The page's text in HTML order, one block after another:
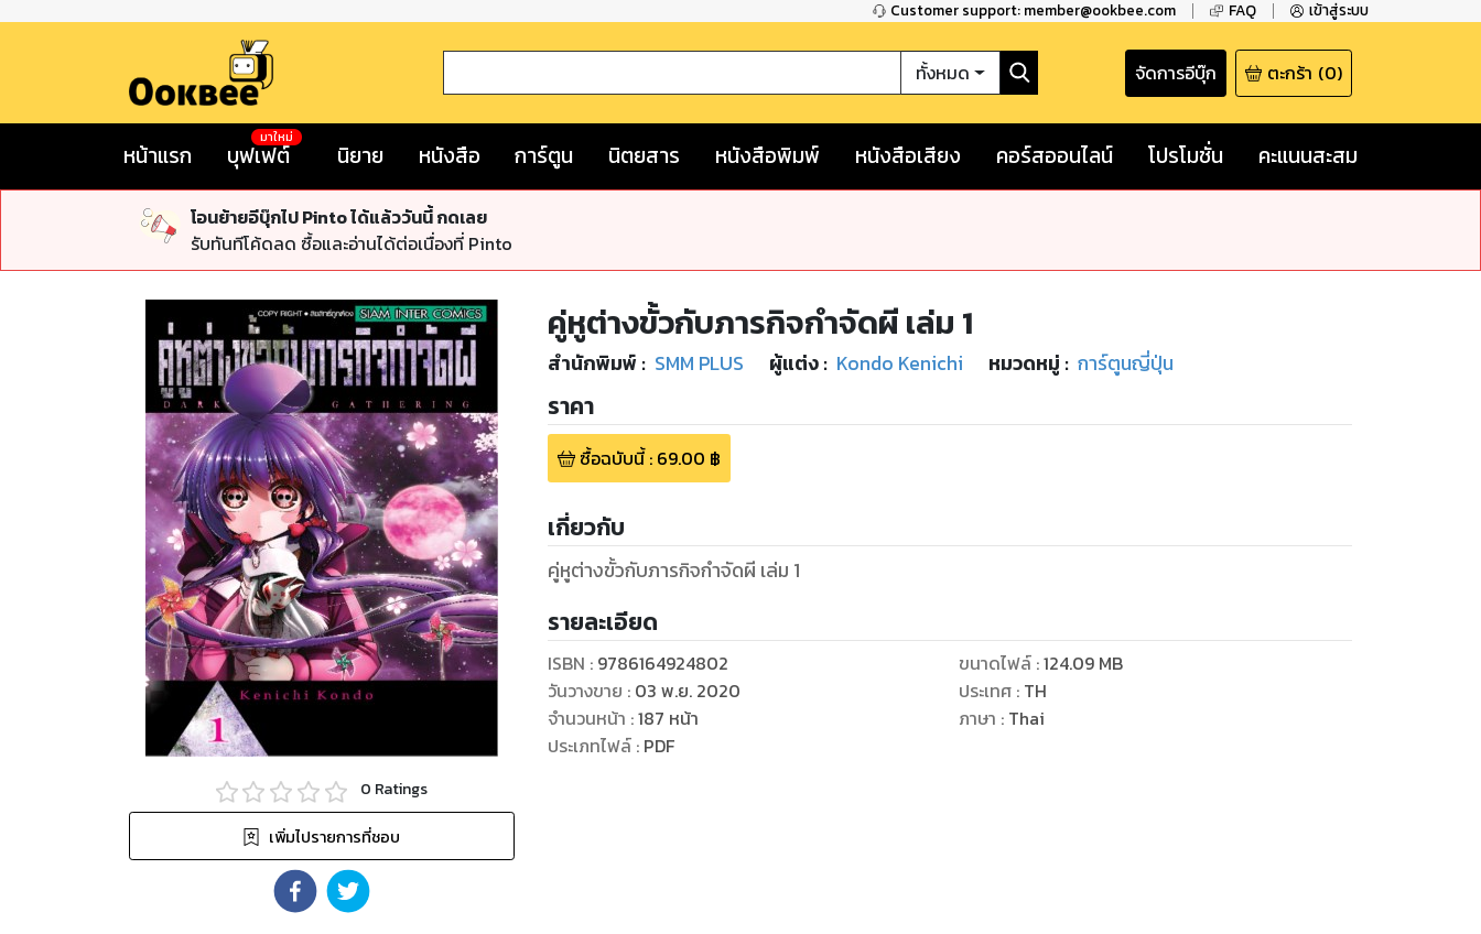
Customer support: member@ookbee.com FAQ เข้าสู่ระบบ
ทั้งหมด จัดการอีบุ๊ก ตะกร้า (0)
หน้าแรก บุฟเฟต์
มาใหม่
นิยาย หนังสือ การ์ตูน นิตยสาร หนังสือพิมพ์ หนังสือเสียง คอร์สออนไลน์ โปรโมชั่น คะแนนสะสม
โอนย้ายอีบุ๊กไป Pinto ได้แล้ววันนี้ กดเลย
รับทันทีโค้ดลด ซื้อและอ่านได้ต่อเนื่องที่ Pinto
0 Ratings
เพิ่มไปรายการที่ชอบ
คู่หูต่างขั้วกับภารกิจกำจัดผี เล่ม 1
สำนักพิมพ์ : SMM PLUS ผู้แต่ง : Kondo Kenichi หมวดหมู่ : การ์ตูนญี่ปุ่น
ราคา
ซื้อฉบับนี้: 69.00 ฿
เกี่ยวกับ
คู่หูต่างขั้วกับภารกิจกำจัดผี เล่ม 1
รายละเอียด
ISBN : 9786164924802
วันวางขาย : 03 พ.ย. 2020
จำนวนหน้า :187 หน้า
ประเภทไฟล์: PDF
ขนาดไฟล์:124.09 MB
ประเทศ : TH
ภาษา : Thai